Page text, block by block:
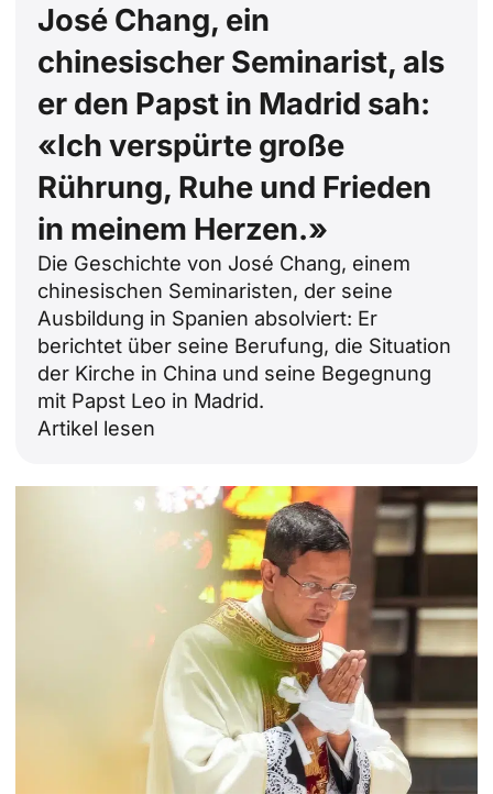
José Chang, ein
chinesischer Seminarist, als
er den Papst in Madrid sah:
«Ich verspürte große
Rührung, Ruhe und Frieden
in meinem Herzen.»
Die Geschichte von José Chang, einem
chinesischen Seminaristen, der seine
Ausbildung in Spanien absolviert: Er
berichtet über seine Berufung, die Situation
der Kirche in China und seine Begegnung
mit Papst Leo in Madrid.
Artikel lesen